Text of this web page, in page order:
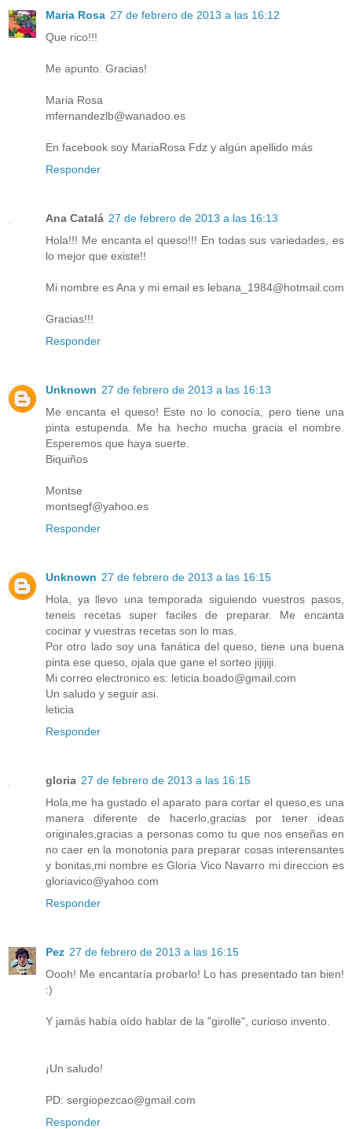
Maria Rosa 27 de febrero de 2013 a las 16:12
Que rico!!!
Me apunto. Gracias!
Maria Rosa
mfernandezlb@wanadoo.es
En facebook soy MariaRosa Fdz y algún apellido más
Responder
Ana Catalá 27 de febrero de 2013 a las 16:13
Hola!!! Me encanta el queso!!! En todas sus variedades, es
lo mejor que existe!!
Mi nombre es Ana y mi email es lebana_1984@hotmail.com
Gracias!!!
Responder
Unknown 27 de febrero de 2013 a las 16:13
Me encanta el queso! Este no lo conocía, pero tiene una
pinta estupenda. Me ha hecho mucha gracia el nombre.
Esperemos que haya suerte.
Biquiños
Montse
montsegf@yahoo.es
Responder
Unknown 27 de febrero de 2013 a las 16:15
Hola, ya llevo una temporada siguiendo vuestros pasos,
teneis recetas super faciles de preparar. Me encanta
cocinar y vuestras recetas son lo mas.
Por otro lado soy una fanática del queso, tiene una buena
pinta ese queso, ojala que gane el sorteo jijijiji.
Mi correo electronico es: leticia.boado@gmail.com
Un saludo y seguir asi.
leticia
Responder
gloria 27 de febrero de 2013 a las 16:15
Hola,me ha gustado el aparato para cortar el queso,es una
manera diferente de hacerlo,gracias por tener ideas
originales,gracias a personas como tu que nos enseñas en
no caer en la monotonia para preparar cosas interensantes
y bonitas,mi nombre es Gloria Vico Navarro mi direccion es
gloriavico@yahoo.com
Responder
Pez 27 de febrero de 2013 a las 16:15
Oooh! Me encantaría probarlo! Lo has presentado tan bien!
:)
Y jamás había oído hablar de la "girolle", curioso invento.
¡Un saludo!
PD: sergiopezcao@gmail.com
Responder